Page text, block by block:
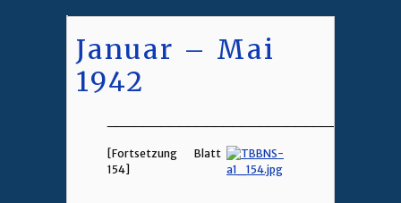
Januar – Mai
1942
[Fortsetzung Blatt
154]